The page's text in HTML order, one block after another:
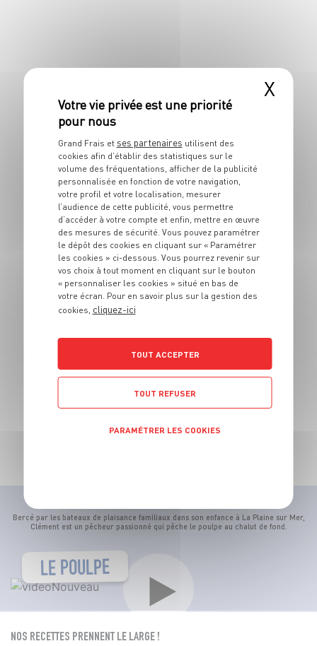
VOLAILLE RÔTIE ET SA SAUCE CRÉMEUSE AUX AMANDES
CUISSE DE POULET FARCIE, LARD ET PURÉE DE TRUFFE
PINTADE RÔTIE ET LÉGUMES ANCIENS CARAMÉLISÉS
Bercé par les bateaux de plaisance familiaux dans son enfance à La Plaine sur Mer,
Clément est un pêcheur passionné qui pêche le poulpe au chalut de fond.
LE POULPE
NOS RECETTES PRENNENT LE LARGE !
X
Grand Frais et ses partenaires utilisent des
cookies afin d’établir des statistiques sur le
volume des fréquentations, afficher de la publicité
personnalisée en fonction de votre navigation,
votre profil et votre localisation, mesurer
l’audience de cette publicité, vous permettre
d’accéder à votre compte et enfin, mettre en œuvre
des mesures de sécurité. Vous pouvez paramétrer
le dépôt des cookies en cliquant sur « Paramétrer
les cookies » ci-dessous. Vous pourrez revenir sur
vos choix à tout moment en cliquant sur le bouton
« personnaliser les cookies » situé en bas de
votre écran. Pour en savoir plus sur la gestion des
cookies, cliquez-ici
TOUT ACCEPTER
TOUT REFUSER
PARAMÉTRER LES COOKIES